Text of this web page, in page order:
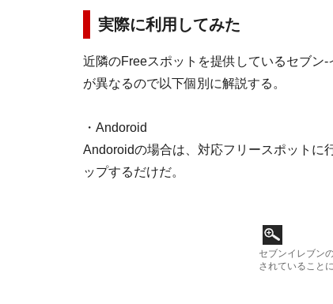
実際に利用してみた
近隣のFreeスポットを提供しているセブン
が異なるので以下個別に解説する。
・Andoroid
Andoroidの場合は、対応フリースポットに
ップするだけだ。
セブンイレブン
されていることに